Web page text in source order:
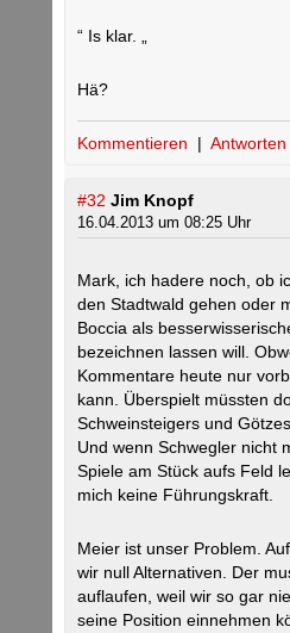
“ Is klar. „
Hä?
Kommentieren | Antworten
#32 Jim Knopf
16.04.2013 um 08:25 Uhr
Mark, ich hadere noch, ob
den Stadtwald gehen oder
Boccia als
bezeichnen lassen will.
Kommentare heute nur
kann. Überspielt müssten
Schweinsteigers und
Und wenn Schwegler nicht
Spiele am Stück aufs Feld
mich keine Führungskraft.
Meier ist unser Problem.
wir null Alternativen. Der
auflaufen, weil wir so gar
seine Position einnehmen